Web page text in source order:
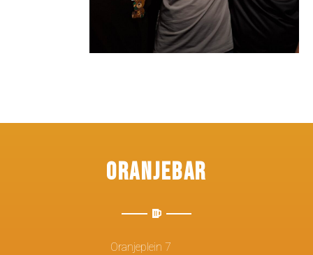
Oranjebar
Oranjeplein 7